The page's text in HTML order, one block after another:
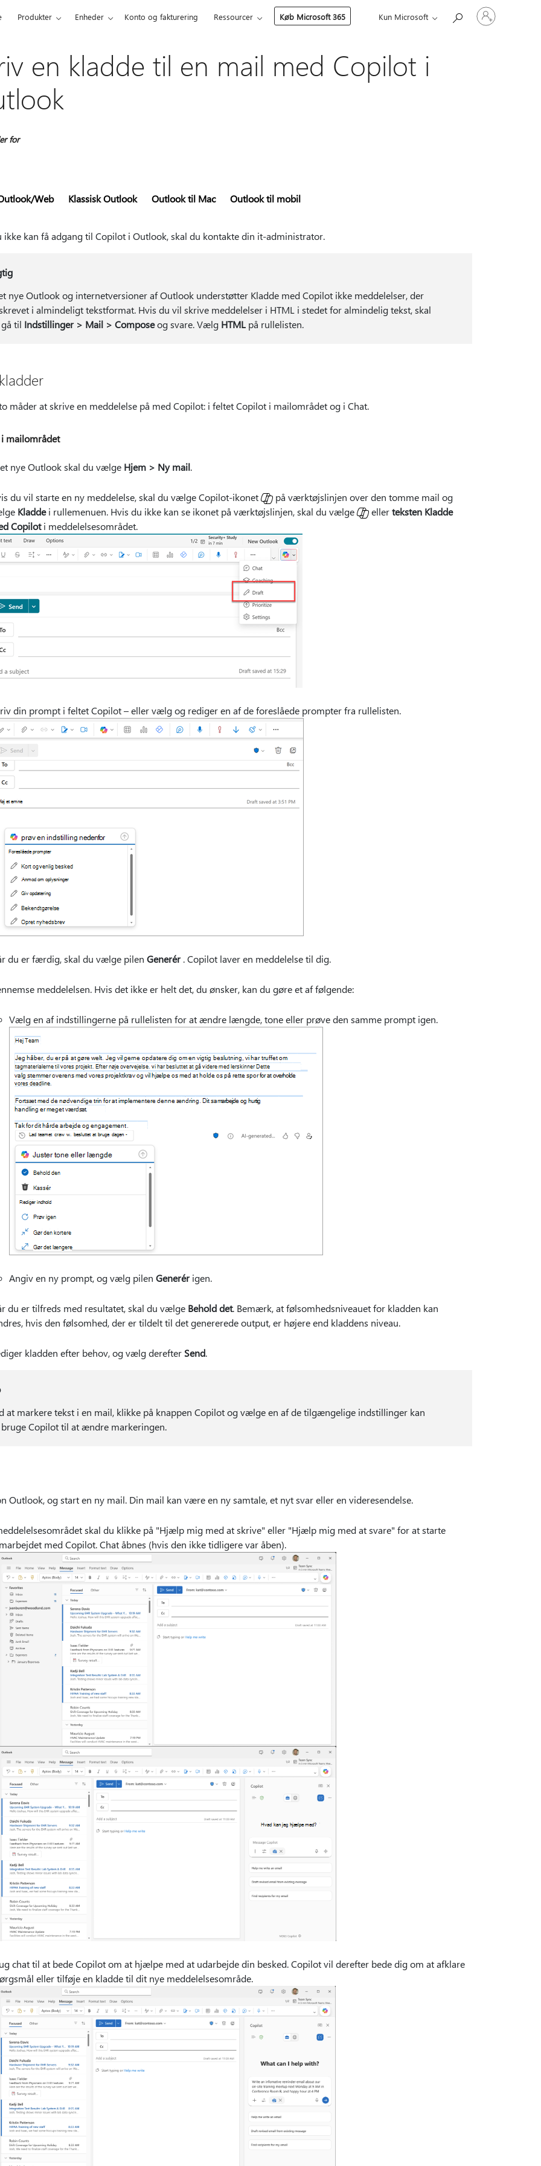
Produkter Enheder Konto og fakturering Ressourcer Køb Microsoft 365 Kun Microsoft
Log
på
din
en kladde til en mail med Copilot i
for
Web Klassisk Outlook Outlook til Mac Outlook til mobil
ikke kan få adgang til Copilot i Outlook, skal du kontakte din it-administrator.
nye Outlook og internetversioner af Outlook understøtter Kladde med Copilot ikke meddelelser, der
i almindeligt tekstformat. Hvis du vil skrive meddelelser i HTML i stedet for almindelig tekst, skal
til Indstillinger > Mail > Composeog svare. Vælg HTML på rullelisten.
måder at skrive en meddelelse på med Copilot: i feltet Copilot i mailområdet og i Chat.
mailområdet
nye Outlook skal du vælge Hjem > Ny mail.
du vil starte en ny meddelelse, skal du vælge Copilot-ikonet
på værktøjslinjen over den tomme mail og
Kladdei rullemenuen. Hvis du ikke kan se ikonet på værktøjslinjen, skal du vælge ellerteksten Kladde
Copiloti meddelelsesområdet.
din prompt i feltet Copilot – eller vælg og rediger en af de foreslåede prompter fra rullelisten.
du er færdig, skal du vælge pilen Generér. Copilot laver en meddelelse til dig.
meddelelsen. Hvis det ikke er helt det, du ønsker, kan du gøre et af følgende:
Vælg en af indstillingerne på rullelisten for at ændre længde, tone eller prøve den samme prompt igen.
Angiv en ny prompt, og vælg pilen Generérigen.
du er tilfreds med resultatet, skal du vælge Behold det. Bemærk, at følsomhedsniveauet for kladden kan
hvis den følsomhed, der er tildelt til det genererede output, er højere end kladdens niveau.
kladden efter behov, og vælg derefter Send.
at markere tekst i en mail, klikke på knappen Copilot og vælge en af de tilgængelige indstillinger kan
Copilot til at ændre markeringen.
Outlook, og start en ny mail. Din mail kan være en ny samtale, et nyt svar eller en videresendelse.
skal du klikke på "Hjælp mig med at skrive" eller "Hjælp mig med at svare" for at starte
med Copilot. Chat åbnes (hvis den ikke tidligere var åben).
chat til at bede Copilot om at hjælpe med at udarbejde din besked. Copilot vil derefter bede dig om at afklare
eller tilføje en kladde til dit nye meddelelsesområde.